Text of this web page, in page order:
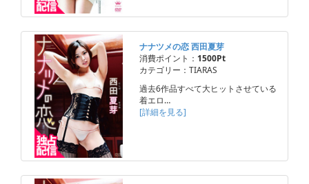
ナナツメの恋 西田夏芽
消費ポイント： 1500Pt
カテゴリー：TIARAS
過去6作品すべて大ヒットさせている
着エロ…
[詳細を見る]